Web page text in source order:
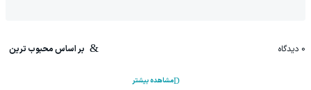
0 دیدگاه بر اساس محبوب ترین
مشاهده بیشتر